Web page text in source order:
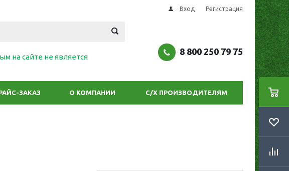
Вход Регистрация
на сайте не является
8 800 250 79 75
ЗАКАЗ О КОМПАНИИ С/Х ПРОИЗВОДИТЕЛЯМ